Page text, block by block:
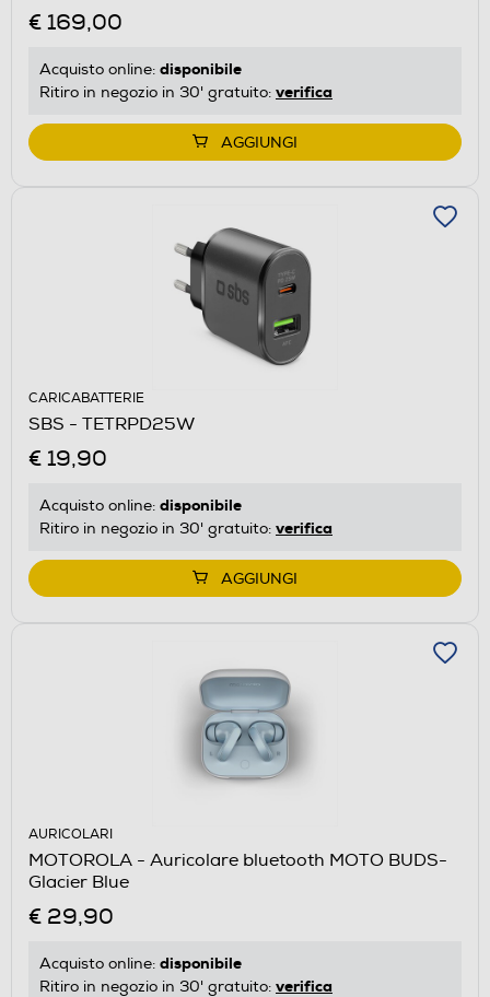
€ 169,00
Acquisto online: disponibile
Ritiro in negozio in 30' gratuito: verifica
AGGIUNGI
CARICABATTERIE
SBS - TETRPD25W
€ 19,90
Acquisto online: disponibile
Ritiro in negozio in 30' gratuito: verifica
AGGIUNGI
AURICOLARI
MOTOROLA - Auricolare bluetooth MOTO BUDS-
Glacier Blue
€ 29,90
Acquisto online: disponibile
Ritiro in negozio in 30' gratuito: verifica